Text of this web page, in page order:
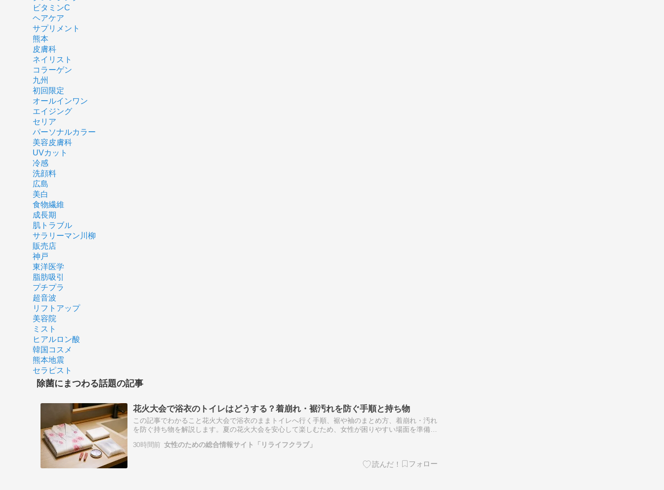
ビタミンC
ヘアケア
サプリメント
熊本
皮膚科
ネイリスト
コラーゲン
九州
初回限定
オールインワン
エイジング
セリア
パーソナルカラー
美容皮膚科
UVカット
冷感
洗顔料
広島
美白
食物繊維
成長期
肌トラブル
サラリーマン川柳
販売店
神戸
東洋医学
脂肪吸引
プチプラ
超音波
リフトアップ
美容院
ミスト
ヒアルロン酸
韓国コスメ
熊本地震
セラピスト
除菌にまつわる話題の記事
花火大会で浴衣のトイレはどうする？着崩れ・裾汚れを防ぐ手順と持ち物
この記事でわかること花火大会で浴衣のままトイレへ行く手順、裾や袖のまとめ方、着崩れ・汚れ
を防ぐ持ち物を解説します。夏の花火大会を安心して楽しむため、女性が困りやすい場面を準備・
から混みます。着…
30時間前 女性のための総合情報サイト「リライフクラブ」